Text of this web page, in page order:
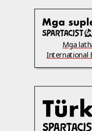
Mga
International